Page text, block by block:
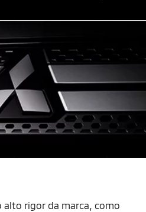
alto rigor da marca, como